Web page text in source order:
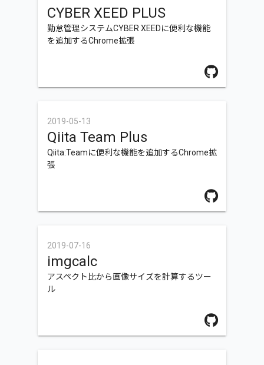
CYBER XEED PLUS
勤怠管理システムCYBER XEEDに便利な機能
を追加するChrome拡張
2019-05-13
Qiita Team Plus
Qiita:Teamに便利な機能を追加するChrome拡
張
2019-07-16
imgcalc
アスペクト比から画像サイズを計算するツー
ル